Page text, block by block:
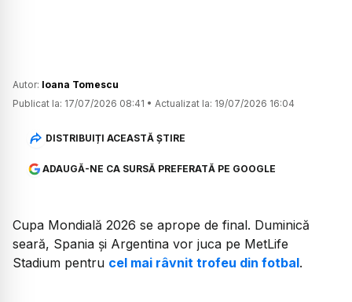
Autor: Ioana Tomescu
Publicat la: 17/07/2026 08:41 • Actualizat la: 19/07/2026 16:04
DISTRIBUIȚI ACEASTĂ ȘTIRE
ADAUGĂ-NE CA SURSĂ PREFERATĂ PE GOOGLE
Cupa Mondială 2026 se aprope de final. Duminică
seară, Spania și Argentina vor juca pe MetLife
Stadium pentru cel mai râvnit trofeu din fotbal.